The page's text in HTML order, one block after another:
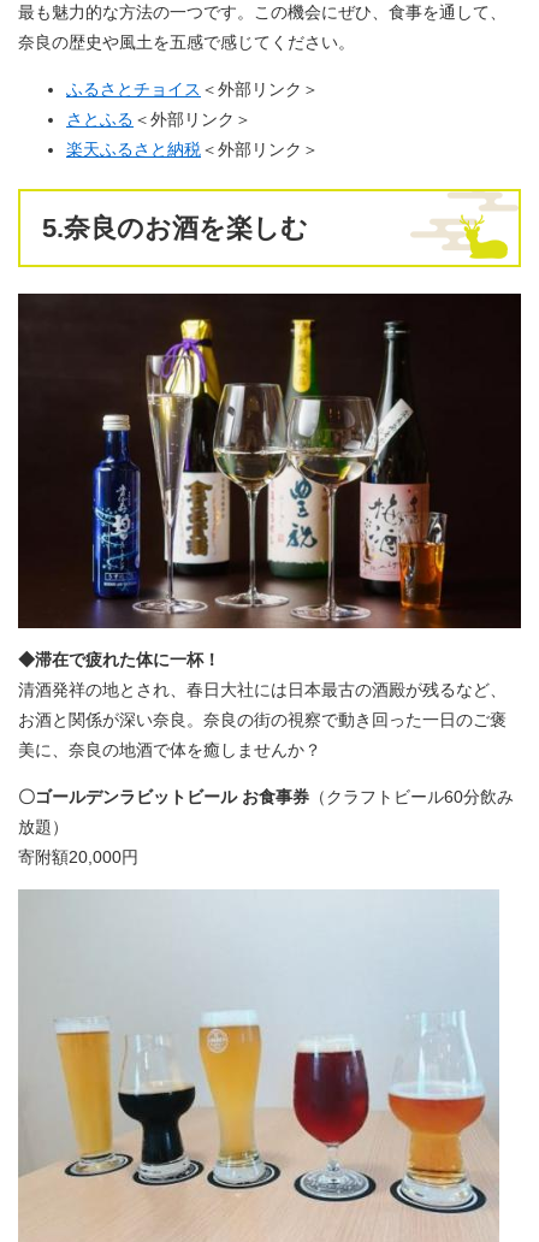
最も魅力的な方法の一つです。この機会にぜひ、食事を通して、
奈良の歴史や風土を五感で感じてください。
ふるさとチョイス ＜外部リンク＞
さとふる ＜外部リンク＞
楽天ふるさと納税＜外部リンク＞
5.奈良のお酒を楽しむ
◆滞在で疲れた体に一杯！
清酒発祥の地とされ、春日大社には日本最古の酒殿が残るなど、
お酒と関係が深い奈良。奈良の街の視察で動き回った一日のご褒
美に、奈良の地酒で体を癒しませんか？
〇ゴールデンラビットビール お食事券 （クラフトビール60分飲み
放題）
寄附額20,000円